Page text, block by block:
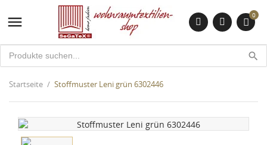
 0
search
Startseite Stoffmuster Leni grün 6302446